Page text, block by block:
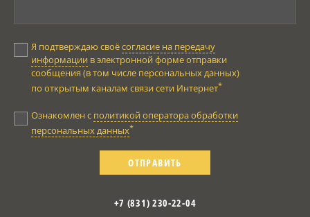
Я подтверждаю своёсогласие на передачу
информации в электронной форме отправки
сообщения (в том числе персональных данных)
по открытым каналам связи сети Интернет*
Ознакомлен с политикой оператора обработки
персональных данных*
ОТПРАВИТЬ
+7 (831) 230-22-04